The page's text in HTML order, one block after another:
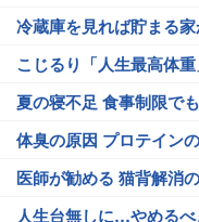
冷蔵庫を見れば貯まる
こじるり「人生最高体
夏の寝不足 食事制限で
体臭の原因 プロテイン
医師が勧める 猫背解消
人生台無しに…やめるべ